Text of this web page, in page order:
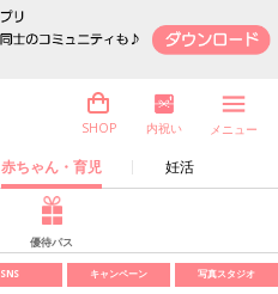
赤ちゃん・育児 妊活
SHOP 内祝い メニュー
優待パス
SNS キャンペーン 写真スタジオ